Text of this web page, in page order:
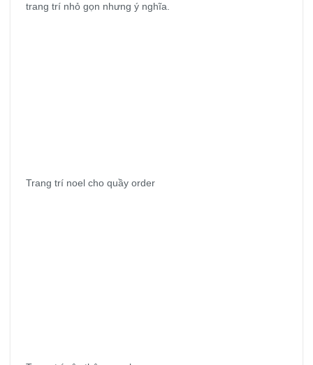
trang trí nhỏ gọn nhưng ý nghĩa.
Trang trí noel cho quầy order